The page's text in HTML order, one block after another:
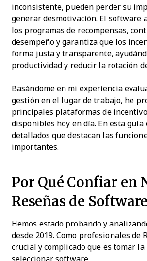
inconsistente, pueden perder su
generar desmotivación. El software
los programas de recompensas,
desempeño y garantiza que los
forma justa y transparente,
productividad y reducir la rotación
Basándome en mi experiencia
gestión en el lugar de trabajo, he
principales plataformas de
disponibles hoy en día. En esta
detallados que destacan las
importantes.
Por Qué Confiar en
Reseñas de Software
Hemos estado probando y
desde 2019. Como profesionales de
crucial y complicado que es tomar
seleccionar software.